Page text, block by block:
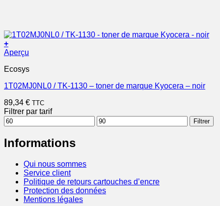
+
Aperçu
Ecosys
1T02MJ0NL0 / TK-1130 – toner de marque Kyocera – noir
89,34 € TTC
Filtrer par tarif
Prix
min
Prix
max
Filtrer
Informations
Qui nous sommes
Service client
Politique de retours cartouches d’encre
Protection des données
Mentions légales